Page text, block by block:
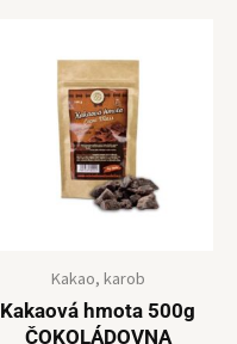
Kakao, karob
Kakaová hmota 500g
ČOKOLÁDOVNA